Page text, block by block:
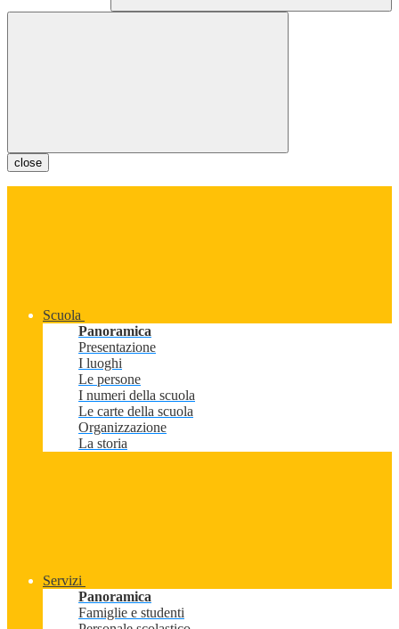
close
Scuola
Panoramica
Presentazione
I luoghi
Le persone
I numeri della scuola
Le carte della scuola
Organizzazione
La storia
Servizi
Panoramica
Famiglie e studenti